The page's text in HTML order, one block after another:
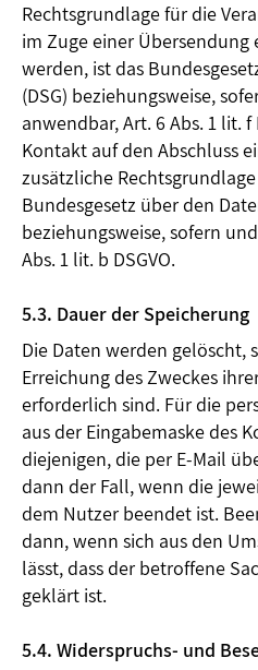
Rechtsgrundlage für die
im Zuge einer
werden, ist das
(DSG) beziehungsweise,
anwendbar, Art. 6 Abs. 1 lit. f
Kontakt auf den Abschluss
zusätzliche
Bundesgesetz über den
beziehungsweise, sofern
Abs. 1 lit. b DSGVO.
5.3. Dauer der Speicherung
Die Daten werden gelöscht,
Erreichung des Zweckes
erforderlich sind. Für die
aus der Eingabemaske des
diejenigen, die per E-Mail
dann der Fall, wenn die
dem Nutzer beendet ist.
dann, wenn sich aus den
lässt, dass der betroffene
geklärt ist.
5.4. Widerspruchs- und